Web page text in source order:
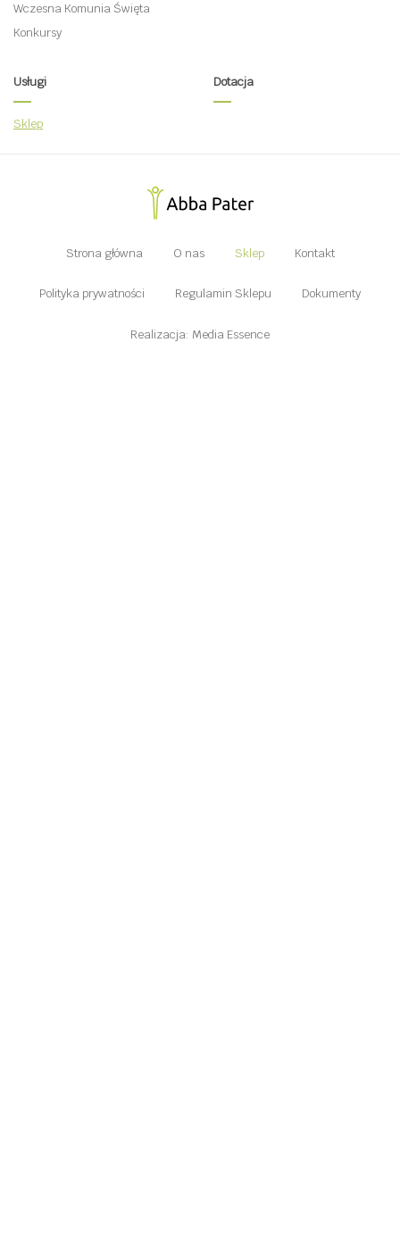
Wczesna Komunia Święta
Konkursy
Usługi
Sklep
Dotacja
Strona główna O nas Sklep Kontakt
Polityka prywatności Regulamin Sklepu Dokumenty
Realizacja: Media Essence